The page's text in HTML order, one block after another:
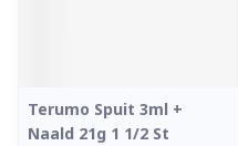
Terumo Spuit 3ml +
Naald 21g 1 1/2 St